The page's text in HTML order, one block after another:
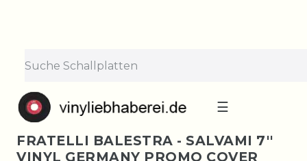
☰
FRATELLI BALESTRA - SALVAMI 7''
VINYL GERMANY PROMO COVER